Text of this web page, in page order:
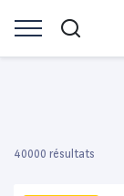
40000 résultats